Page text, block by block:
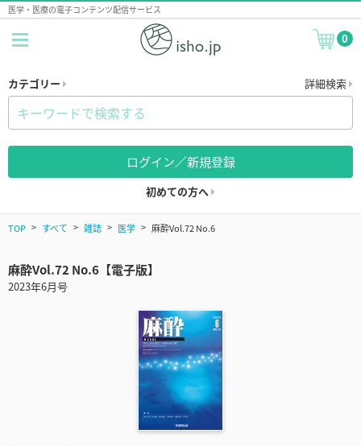
医学・医療の電子コンテンツ配信サービス
0
カテゴリー 詳細検索
ログイン／新規登録
初めての方へ
TOP すべて 雑誌 医学 麻酔Vol.72 No.6
麻酔Vol.72 No.6【電子版】
2023年6月号